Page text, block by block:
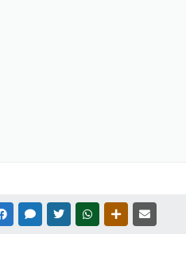
FACEBOOKMESSENGER
TWITTERWHATSAPPOUTRAS MÍDIAS